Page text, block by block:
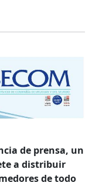
de prensa, un
a distribuir
de todo